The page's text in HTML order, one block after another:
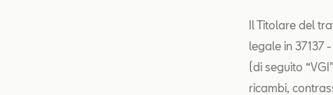
Il Titolare del
legale in 37137
(di seguito
ricambi,